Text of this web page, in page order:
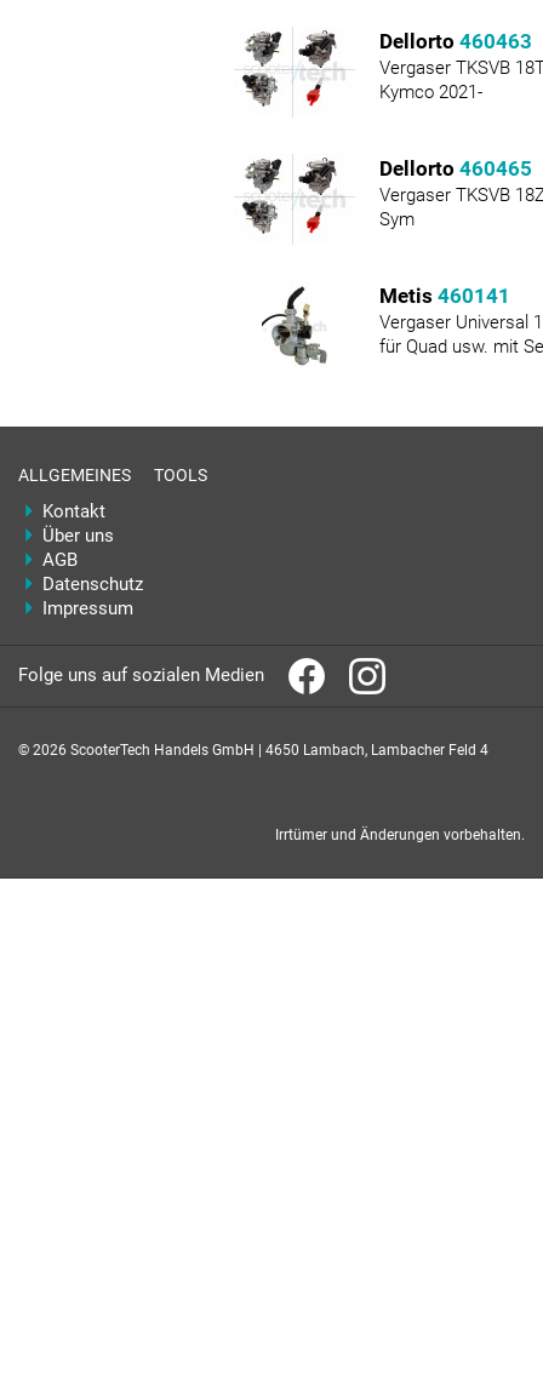
Dellorto 460463
Vergaser TKSVB
Kymco 2021-
Dellorto 460465
Vergaser TKSVB
Sym
Metis 460141
Vergaser Universal
für Quad usw. mit
ALLGEMEINES
Kontakt
Über uns
AGB
Datenschutz
Impressum
TOOLS
Folge uns auf sozialen Medien
© 2026 ScooterTech Handels GmbH | 4650 Lambach, Lambacher Feld 4
Irrtümer und Änderungen vorbehalten.